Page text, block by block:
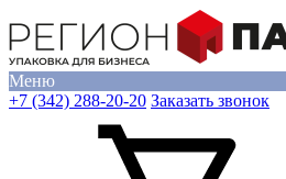
Меню
+7 (342) 288-20-20 Заказать звонок